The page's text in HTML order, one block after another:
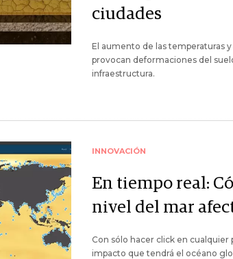
ciudades
El aumento de las temperaturas
provocan deformaciones del
infraestructura.
INNOVACIÓN
En tiempo real:
nivel del mar
Con sólo hacer click en cualquier
impacto que tendrá el océano